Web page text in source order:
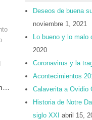
Deseos de buena
noviembre 1, 2021
Lo bueno y lo malo
2020
Coronavirus y la
Acontecimientos
Calaverita a Ovidio
Historia de Notre
siglo XXI abril 15,